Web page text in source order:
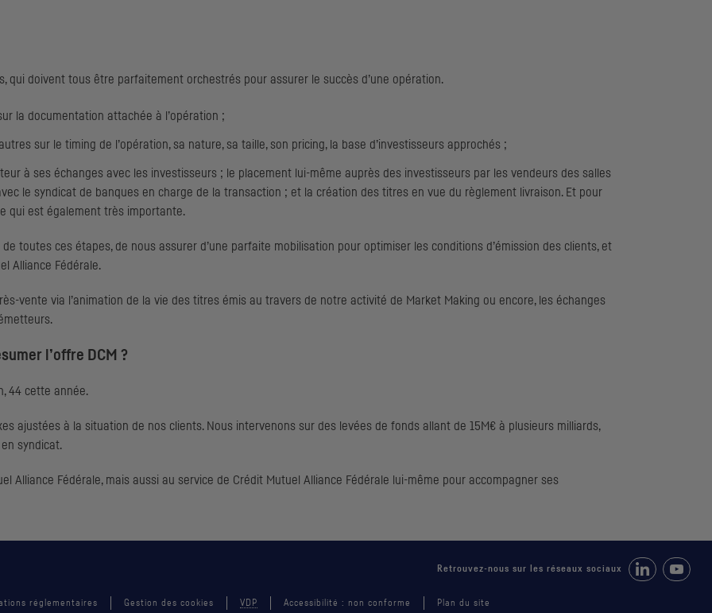
qui doivent tous être parfaitement orchestrés pour assurer le succès d’une opération.
la documentation attachée à l’opération ;
sur le timing de l’opération, sa nature, sa taille, son pricing, la base d’investisseurs approchés ;
à ses échanges avec les investisseurs ; le placement lui-même auprès des investisseurs par les vendeurs des salles
le syndicat de banques en charge de la transaction ; et la création des titres en vue du règlement livraison. Et pour
qui est également très importante.
toutes ces étapes, de nous assurer d’une parfaite mobilisation pour optimiser les conditions d’émission des clients, et
Alliance Fédérale.
vente via l’animation de la vie des titres émis au travers de notre activité de Market Making ou encore, les échanges
l’offre DCM ?
44 cette année.
ajustées à la situation de nos clients. Nous intervenons sur des levées de fonds allant de 15M€ à plusieurs milliards,
syndicat.
Alliance Fédérale, mais aussi au service de Crédit Mutuel Alliance Fédérale lui-même pour accompagner ses
Retrouvez-nous sur les réseaux sociaux Retrouvez-
réglementaires Gestion des cookies VDP Accessibilité : non conforme Plan du site